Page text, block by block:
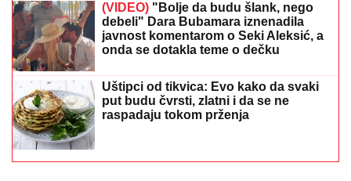
(VIDEO) "Bolje da budu šlank, nego
debeli" Dara Bubamara iznenadila
javnost komentarom o Seki Aleksić, a
onda se dotakla teme o dečku
Uštipci od tikvica: Evo kako da svaki
put budu čvrsti, zlatni i da se ne
raspadaju tokom prženja